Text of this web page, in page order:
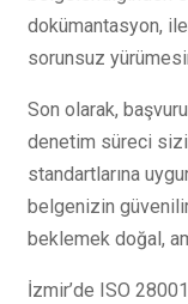
dokümantasyon,
sorunsuz
Son olarak,
denetim süreci
standartlarına
belgenizin
beklemek doğal,
İzmir’de ISO